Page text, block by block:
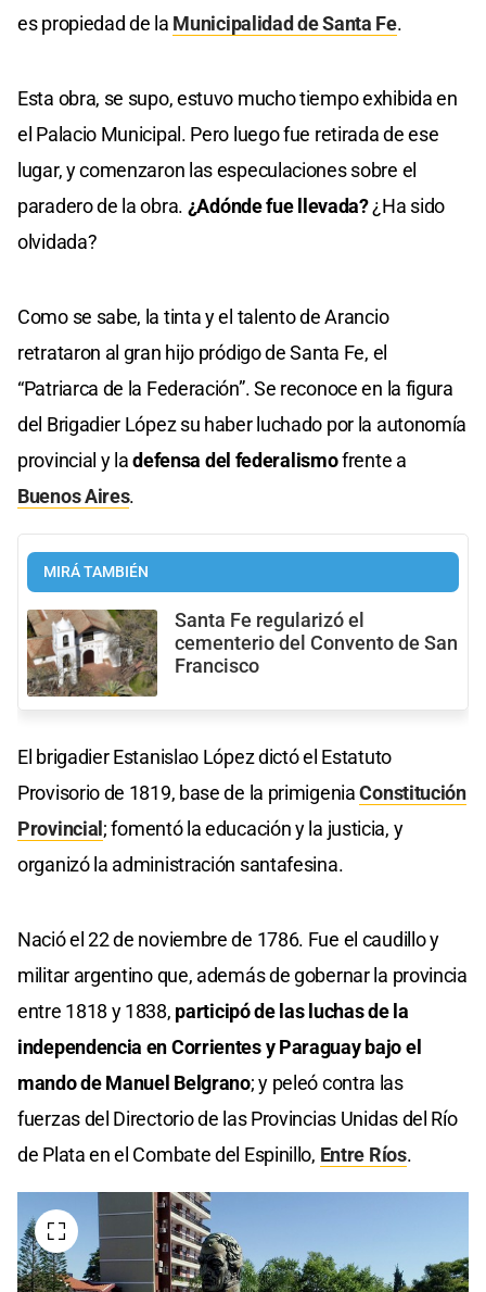
es propiedad de la Municipalidad de Santa Fe.
Esta obra, se supo, estuvo mucho tiempo exhibida en
el Palacio Municipal. Pero luego fue retirada de ese
lugar, y comenzaron las especulaciones sobre el
paradero de la obra. ¿Adónde fue llevada?¿Ha sido
olvidada?
Como se sabe, la tinta y el talento de Arancio
retrataron al gran hijo pródigo de Santa Fe, el
“Patriarca de la Federación”. Se reconoce en la figura
del Brigadier López su haber luchado por la autonomía
provincial y ladefensa del federalismofrente a
Buenos Aires.
MIRÁ TAMBIÉN
Santa Fe regularizó el
cementerio del Convento de San
Francisco
El brigadier Estanislao López dictó el Estatuto
Provisorio de 1819, base de la primigeniaConstitución
Provincial ; fomentó la educación y la justicia, y
organizó la administración santafesina.
Nació el 22 de noviembre de 1786. Fue el caudillo y
militar argentino que, además de gobernar la provincia
entre 1818 y 1838, participó de las luchas de la
independencia en Corrientes y Paraguay bajo el
mando de Manuel Belgrano; y peleó contra las
fuerzas del Directorio de las Provincias Unidas del Río
de Plata en el Combate del Espinillo, Entre Ríos.